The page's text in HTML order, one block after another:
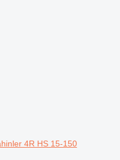
4R HS 15-150